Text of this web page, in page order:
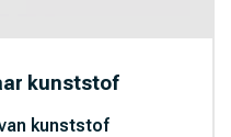
kunststof
kunststof